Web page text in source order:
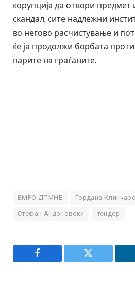
корупција да отвори предмет
скандал, сите надлежни
во негово расчистување и
ќе ја продолжи борбата
парите на граѓаните.
ВМРО ДПМНЕ Гордана
Стефан Андоновски тендер
Facebook Twitter